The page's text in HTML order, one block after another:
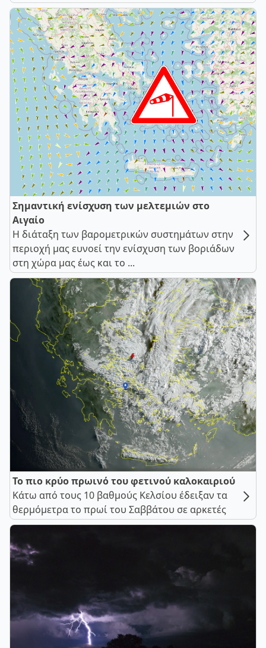
Σημαντική ενίσχυση των μελτεμιών στο
Αιγαίο
Η διάταξη των βαρομετρικών συστημάτων στην
περιοχή μας ευνοεί την ενίσχυση των βοριάδων
στη χώρα μας έως και το ...
Το πιο κρύο πρωινό του φετινού καλοκαιριού
Κάτω από τους 10 βαθμούς Κελσίου έδειξαν τα
θερμόμετρα το πρωί του Σαββάτου σε αρκετές